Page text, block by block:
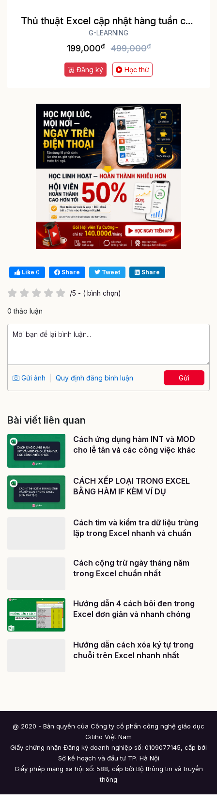
Thủ thuật Excel cập nhật hàng tuần cho
dân văn phòng
G-LEARNING
199,000đ 499,000đ
Đăng ký Học thử
Like 0 Share Tweet Share
/5 - ( bình chọn)
0 thảo luận
Gửi ảnh Quy định đăng bình luận Gửi
Bài viết liên quan
Cách ứng dụng hàm INT và MOD
cho lễ tân và các công việc khác
CÁCH XẾP LOẠI TRONG EXCEL
BẰNG HÀM IF KÈM VÍ DỤ
Cách tìm và kiểm tra dữ liệu trùng
lặp trong Excel nhanh và chuẩn
Cách cộng trừ ngày tháng năm
trong Excel chuẩn nhất
Hướng dẫn 4 cách bôi đen trong
Excel đơn giản và nhanh chóng
Hướng dẫn cách xóa ký tự trong
chuỗi trên Excel nhanh nhất
@ 2020 - Bản quyền của Công ty cổ phần công nghệ giáo dục
Gitiho Việt Nam
Giấy chứng nhận Đăng ký doanh nghiệp số: 0109077145, cấp bởi
Sở kế hoạch và đầu tư TP. Hà Nội
Giấy phép mạng xã hội số: 588, cấp bởi Bộ thông tin và truyền
thông